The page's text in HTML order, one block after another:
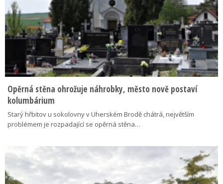
Opěrná stěna ohrožuje náhrobky, město nově postaví
kolumbárium
Starý hřbitov u sokolovny v Uherském Brodě chátrá, největším
problémem je rozpadající se opěrná stěna…